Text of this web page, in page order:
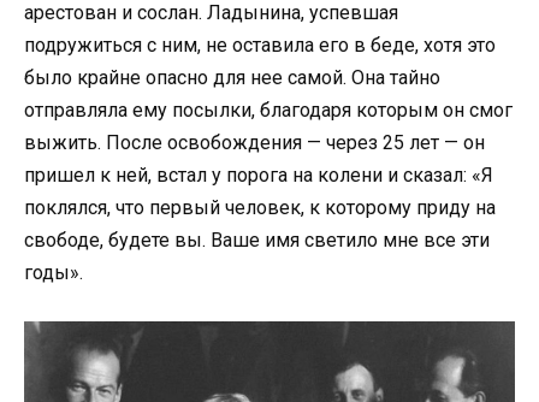
арестован и сослан. Ладынина, успевшая
подружиться с ним, не оставила его в беде, хотя это
было крайне опасно для нее самой. Она тайно
отправляла ему посылки, благодаря которым он смог
выжить. После освобождения — через 25 лет — он
пришел к ней, встал у порога на колени и сказал: «Я
поклялся, что первый человек, к которому приду на
свободе, будете вы. Ваше имя светило мне все эти
годы».